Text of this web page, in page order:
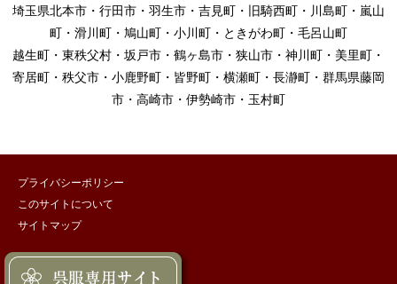
埼玉県北本市・行田市・羽生市・吉見町・旧騎西町・川島町・嵐山
町・滑川町・鳩山町・小川町・ときがわ町・毛呂山町
越生町・東秩父村・坂戸市・鶴ヶ島市・狭山市・神川町・美里町・
寄居町・秩父市・小鹿野町・皆野町・横瀬町・長瀞町・群馬県藤岡
市・高崎市・伊勢崎市・玉村町
プライバシーポリシー
このサイトについて
サイトマップ